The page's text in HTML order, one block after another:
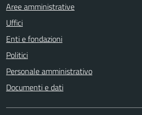
Aree amministrative
Uffici
Enti e fondazioni
Politici
Personale amministrativo
Documenti e dati